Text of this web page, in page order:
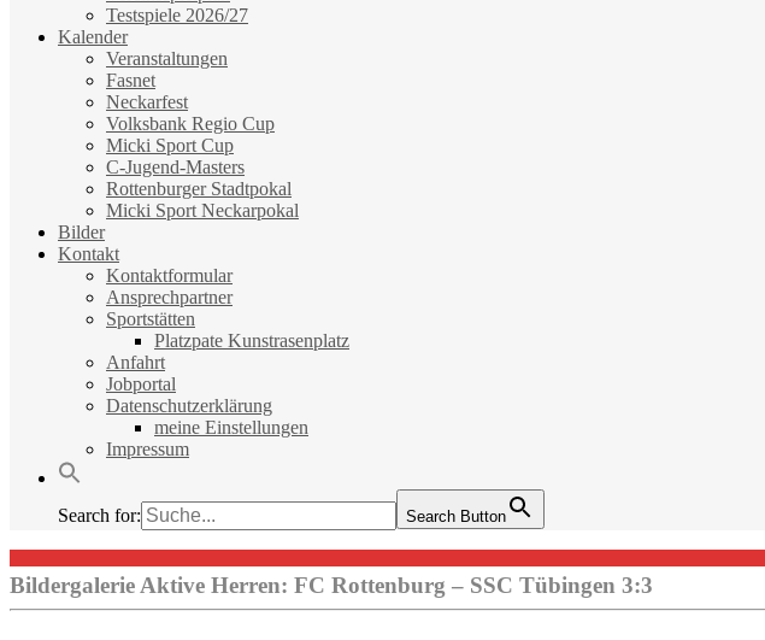
Testspiele 2026/27
Kalender
Veranstaltungen
Fasnet
Neckarfest
Volksbank Regio Cup
Micki Sport Cup
C-Jugend-Masters
Rottenburger Stadtpokal
Micki Sport Neckarpokal
Bilder
Kontakt
Kontaktformular
Ansprechpartner
Sportstätten
Platzpate Kunstrasenplatz
Anfahrt
Jobportal
Datenschutzerklärung
meine Einstellungen
Impressum
Search for: Search Button
Bildergalerie Aktive Herren: FC Rottenburg – SSC Tübingen 3:3